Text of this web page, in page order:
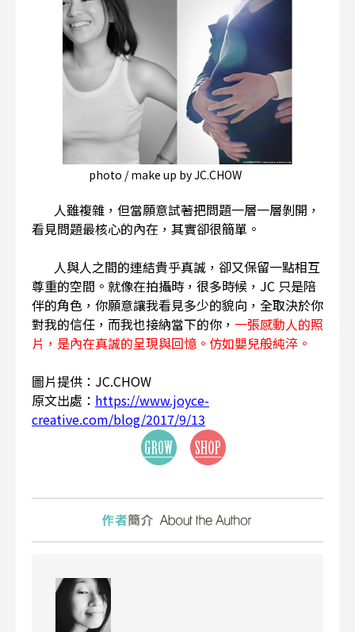
photo / make up by JC.CHOW
人雖複雜，但當願意試著把問題一層一層剝開，
看見問題最核心的內在，其實卻很簡單。
人與人之間的連結貴乎真誠，卻又保留一點相互
尊重的空間。就像在拍攝時，很多時候，JC 只是陪
伴的角色，你願意讓我看見多少的貌向，全取決於你
對我的信任，而我也接納當下的你， 一張感動人的照
片，是內在真誠的呈現與回憶。仿如嬰兒般純淬。
圖片提供：JC.CHOW
原文出處： https://www.joyce-
creative.com/blog/2017/9/13